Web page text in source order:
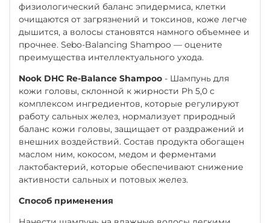
физиологический баланс эпидермиса, клетки
очищаются от загрязнений и токсинов, коже легче
дышится, а волосы становятся намного объемнее и
прочнее. Sebo-Balancing Shampoo — оцените
преимущества интеллектуального ухода.
Nook DHC Re-Balance Shampoo - Шампунь для
кожи головы, склонной к жирности Ph 5,0 с
комплексом ингредиентов, которые регулируют
работу сальных желез, нормализует природный
баланс кожи головы, защищает от раздражений и
внешних воздействий. Состав продукта обогащен
маслом ним, кокосом, медом и ферментами
лактобактерий, которые обеспечивают снижение
активности сальных и потовых желез.
Способ применения